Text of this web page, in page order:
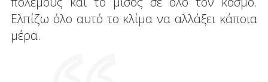
Ελπίζω όλο αυτό το κλίμα να αλλάξει κάποια
μέρα.